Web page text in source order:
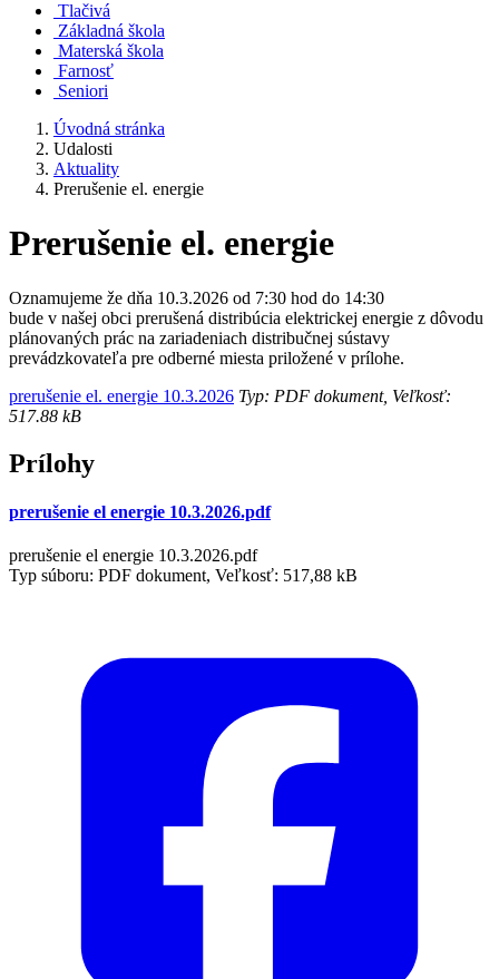
Tlačivá
Základná škola
Materská škola
Farnosť
Seniori
Úvodná stránka
Udalosti
Aktuality
Prerušenie el. energie
Prerušenie el. energie
Oznamujeme že dňa 10.3.2026 od 7:30 hod do 14:30
bude v našej obci prerušená distribúcia elektrickej energie z dôvodu
plánovaných prác na zariadeniach distribučnej sústavy
prevádzkovateľa pre odberné miesta priložené v prílohe.
prerušenie el. energie 10.3.2026 Typ: PDF dokument, Veľkosť:
517.88 kB
Prílohy
prerušenie el energie 10.3.2026.pdf
prerušenie el energie 10.3.2026.pdf
Typ súboru: PDF dokument, Veľkosť: 517,88 kB